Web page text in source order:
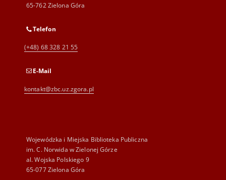
65-762 Zielona Góra
Telefon
(+48) 68 328 21 55
E-Mail
kontakt@zbc.uz.zgora.pl
Wojewódzka i Miejska Biblioteka Publiczna
im. C. Norwida w Zielonej Górze
al. Wojska Polskiego 9
65-077 Zielona Góra